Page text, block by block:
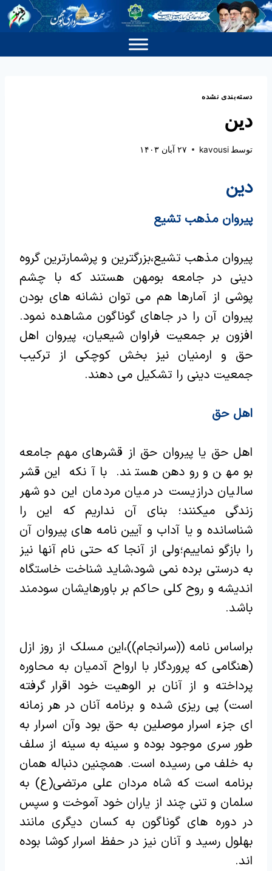
دسته‌بندی نشده
دین
توسط kavousi ۲۷ آبان ۱۴۰۳
دین
پیروان مذهب تشیع
پیروان مذهب تشیع،بزرگترین و پرشمارترین گروه
دینی در جامعه بومهن هستند که با چشم
پوشی از آمارها هم می توان نشانه های بودن
پیروان آن را در جاهای گوناگون مشاهده نمود.
افزون بر جمعیت فراوان شیعیان، پیروان اهل
حق و ارمنیان نیز بخش کوچکی از ترکیب
جمعیت دینی را تشکیل می دهند.
اهل حق
اهل حق یا پیروان حق از قشرهای مهم جامعه
بومهن و رودهن هستند. با آنکه این قشر
سالیان درازیست در میان مردمان این دو شهر
زندگی میکنند؛ بنای آن نداریم که این را
شناسانده و یا آداب و آیین نامه های پیروان آن
را بازگو نماییم؛ولی از آنجا که حتی نام آنها نیز
به درستی برده نمی شود،شاید شناخت خاستگاه
اندیشه و روح کلی حاکم بر باورهایشان سودمند
باشد.
براساس نامه ((سرانجام))،این مسلک از روز ازل
(هنگامی که پروردگار با ارواح آدمیان به محاوره
پرداخته و از آنان بر الوهیت خود اقرار گرفته
است) پی ریزی شده و برنامه آنان در هر زمانه
ای جزء اسرار موصلین به حق بود وآن اسرار به
طور سری موجود بوده و سینه به سینه از سلف
به خلف می رسیده است. همچنین دنباله همان
برنامه است که شاه مردان علی مرتضی(ع) به
سلمان و تنی چند از یاران خود آموخت و سپس
در دوره های گوناگون به کسان دیگری مانند
بهلول رسید و آنان نیز در حفظ اسرار کوشا بوده
اند.